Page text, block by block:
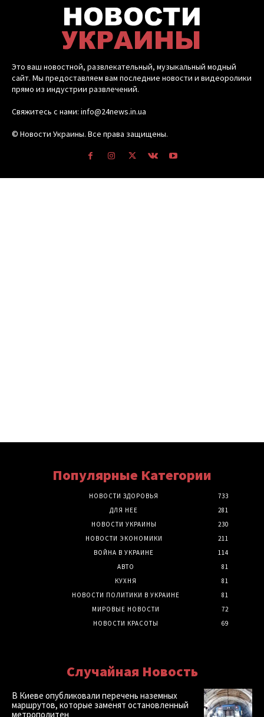
Это ваш новостной, развлекательный, музыкальный модный
сайт. Мы предоставляем вам последние новости и видеоролики
прямо из индустрии развлечений.
Свяжитесь с нами: info@24news.in.ua
© Новости Украины. Все права защищены.
Популярные Категории
НОВОСТИ ЗДОРОВЬЯ
733
ДЛЯ НЕЕ
281
НОВОСТИ УКРАИНЫ
230
НОВОСТИ ЭКОНОМИКИ
211
ВОЙНА В УКРАИНЕ
114
АВТО
81
КУХНЯ
81
НОВОСТИ ПОЛИТИКИ В УКРАИНЕ
81
МИРОВЫЕ НОВОСТИ
72
НОВОСТИ КРАСОТЫ
69
Случайная Новость
В Киеве опубликовали перечень наземных
маршрутов, которые заменят остановленный
метрополитен